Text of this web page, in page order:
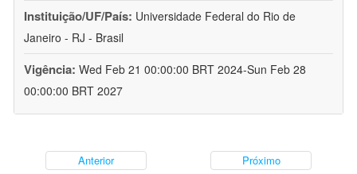
Instituição/UF/País: Universidade Federal do Rio de
Janeiro - RJ - Brasil
Vigência: Wed Feb 21 00:00:00 BRT 2024-Sun Feb 28
00:00:00 BRT 2027
Anterior Próximo